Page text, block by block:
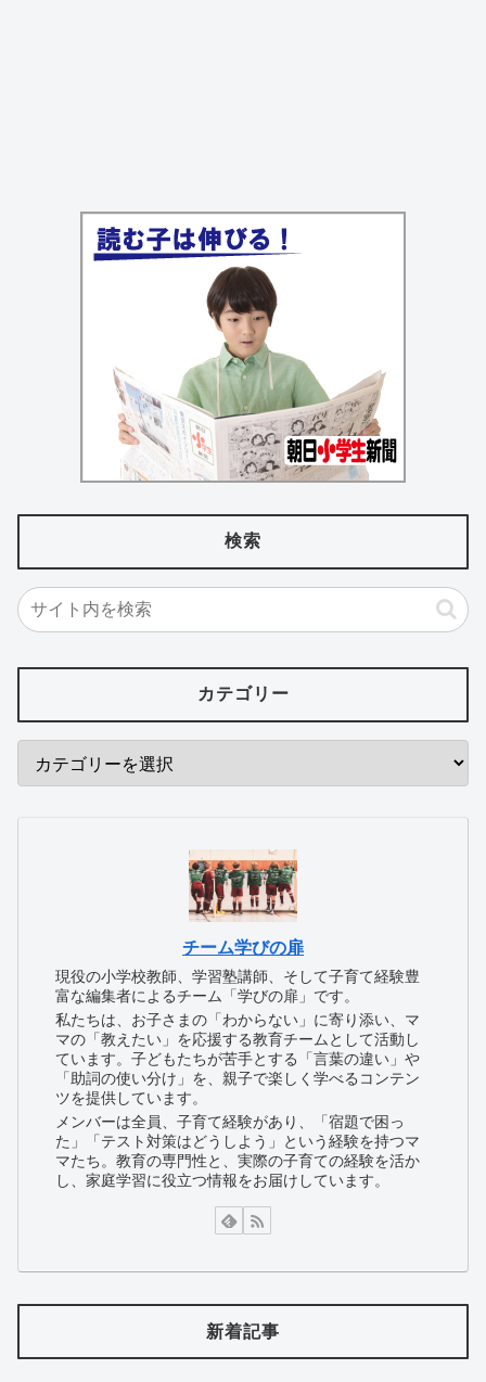
検索
カテゴリー
チーム学びの扉
現役の小学校教師、学習塾講師、そして子育て経験豊
富な編集者によるチーム「学びの扉」です。
私たちは、お子さまの「わからない」に寄り添い、マ
マの「教えたい」を応援する教育チームとして活動し
ています。子どもたちが苦手とする「言葉の違い」や
「助詞の使い分け」を、親子で楽しく学べるコンテン
ツを提供しています。
メンバーは全員、子育て経験があり、「宿題で困っ
た」「テスト対策はどうしよう」という経験を持つマ
マたち。教育の専門性と、実際の子育ての経験を活か
し、家庭学習に役立つ情報をお届けしています。
新着記事